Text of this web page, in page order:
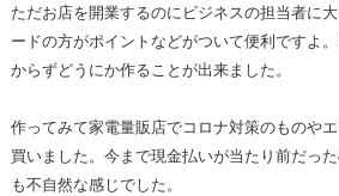
ただお店を開業するのにビジネスの担当者に
ードの方がポイントなどがついて便利ですよ
からずどうにか作ることが出来ました。
作ってみて家電量販店でコロナ対策のものや
買いました。今まで現金払いが当たり前だっ
も不自然な感じでした。